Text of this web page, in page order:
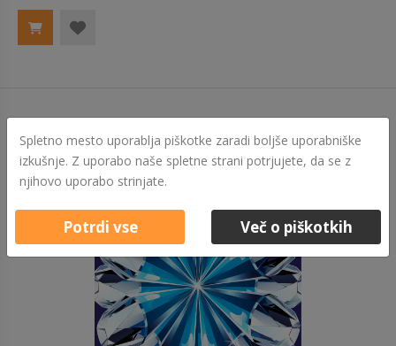
Spletno mesto uporablja piškotke zaradi boljše uporabniške
izkušnje. Z uporabo naše spletne strani potrjujete, da se z
njihovo uporabo strinjate.
Potrdi vse Več o piškotkih